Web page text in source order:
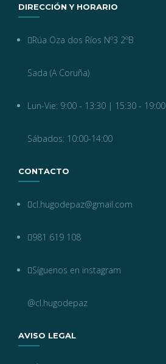
DIRECCIÓN Y HORARIO
Rúa Oza dos Ríos Nº3 2ºB
Sada (A Coruña)
Lun-Vie: 9:00 - 13:30 | 15:30 - 19:00
Sábados: 10:00-14:00
CONTACTO
cl.hugodepaz@gmail.com
981 619 108
Síguenos en instagram
@cl.hugodepaz
AVISO LEGAL